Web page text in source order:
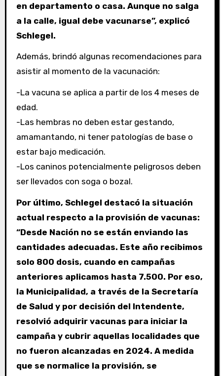
en departamento o casa. Aunque no salga
a la calle, igual debe vacunarse”, explicó
Schlegel.
Además, brindó algunas recomendaciones para
asistir al momento de la vacunación:
-La vacuna se aplica a partir de los 4 meses de
edad.
-Las hembras no deben estar gestando,
amamantando, ni tener patologías de base o
estar bajo medicación.
-Los caninos potencialmente peligrosos deben
ser llevados con soga o bozal.
Por último, Schlegel destacó la situación
actual respecto a la provisión de vacunas:
“Desde Nación no se están enviando las
cantidades adecuadas. Este año recibimos
solo 800 dosis, cuando en campañas
anteriores aplicamos hasta 7.500. Por eso,
la Municipalidad, a través de la Secretaría
de Salud y por decisión del Intendente,
resolvió adquirir vacunas para iniciar la
campaña y cubrir aquellas localidades que
no fueron alcanzadas en 2024. A medida
que se normalice la provisión, se